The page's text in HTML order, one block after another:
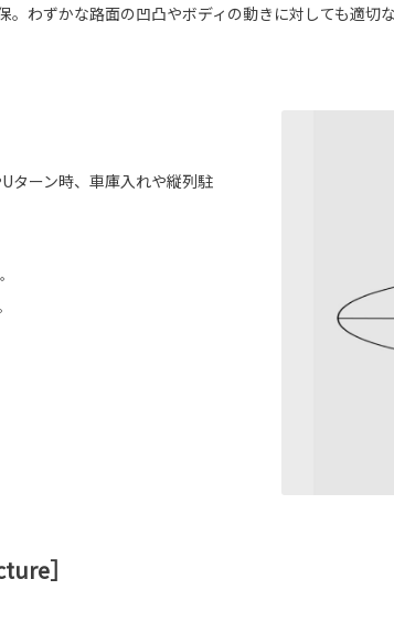
わずかな路面の凹凸やボディの動きに対しても適
ターン時、車庫入れや縦列駐
］